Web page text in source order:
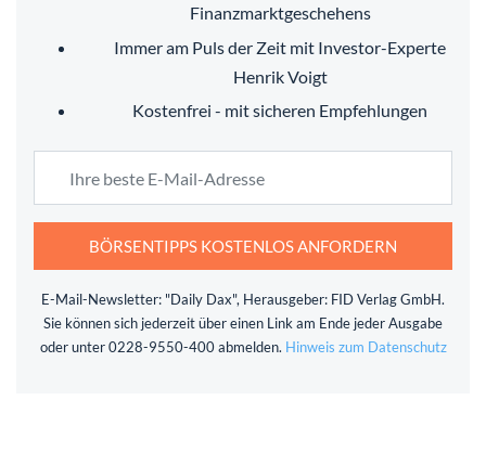
Finanzmarktgeschehens
Immer am Puls der Zeit mit Investor-Experte
Henrik Voigt
Kostenfrei - mit sicheren Empfehlungen
BÖRSENTIPPS KOSTENLOS ANFORDERN
E-Mail-Newsletter: "Daily Dax", Herausgeber: FID Verlag GmbH.
Sie können sich jederzeit über einen Link am Ende jeder Ausgabe
oder unter 0228-9550-400 abmelden. Hinweis zum Datenschutz